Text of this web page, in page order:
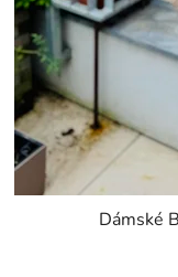
Dámské